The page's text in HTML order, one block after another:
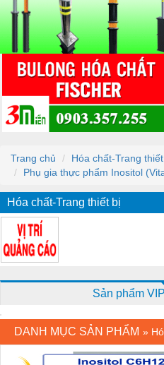
Trang chủ
Hóa chất-Trang
Phụ gia thực phẩm Inositol
Hóa chất-Trang thiết bị
Sản phẩm
DANH MỤC SẢN PHẨM »